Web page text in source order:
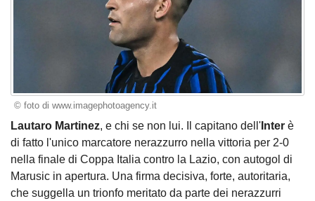
© foto di www.imagephotoagency.it
Lautaro Martinez, e chi se non lui. Il capitano dell' Inter è
di fatto l'unico marcatore nerazzurro nella vittoria per 2-0
nella finale di Coppa Italia contro la Lazio, con autogol di
Marusic in apertura. Una firma decisiva, forte, autoritaria,
che suggella un trionfo meritato da parte dei nerazzurri